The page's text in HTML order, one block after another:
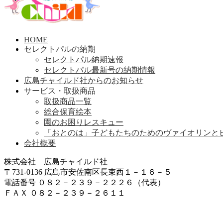
HOME
セレクトパルの納期
セレクトパル納期速報
セレクトパル最新号の納期情報
広島チャイルド社からのお知らせ
サービス・取扱商品
取扱商品一覧
総合保育絵本
園のお困りレスキュー
「おとのは」子どもたちのためのヴァイオリンと
会社概要
株式会社 広島チャイルド社
〒731-0136 広島市安佐南区長束西１－１６－５
電話番号 ０８２－２３９－２２２６（代表）
ＦＡＸ ０８２－２３９－２６１１